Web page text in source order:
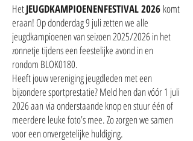
HetJEUGDKAMPIOENENFESTIVAL 2026 komt
eraan! Op donderdag 9 juli zetten we alle
jeugdkampioenen van seizoen 2025/2026 in het
zonnetje tijdens een feestelijke avond in en
rondom BLOK0180.
Heeft jouw vereniging jeugdleden met een
bijzondere sportprestatie? Meld hen danvóór 1 juli
2026aan via onderstaande knop en stuur één of
meerdere leuke foto’s mee. Zo zorgen we samen
voor een onvergetelijke huldiging.